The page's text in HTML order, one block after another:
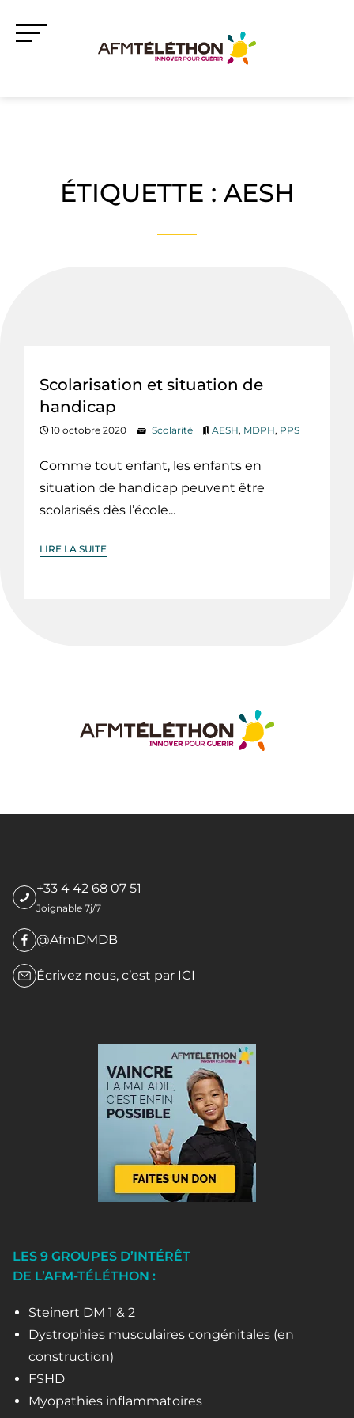
ÉTIQUETTE : AESH
Scolarisation et situation de
handicap
10 octobre 2020 Scolarité AESH, MDPH, PPS
Comme tout enfant, les enfants en
situation de handicap peuvent être
scolarisés dès l’école...
LIRE LA SUITE
+33 4 42 68 07 51
Joignable 7j/7
@AfmDMDB
Écrivez nous, c’est par ICI
LES 9 GROUPES D’INTÉRÊT
DE L’AFM-TÉLÉTHON :
Steinert DM 1 & 2
Dystrophies musculaires congénitales (en
construction)
FSHD
Myopathies inflammatoires